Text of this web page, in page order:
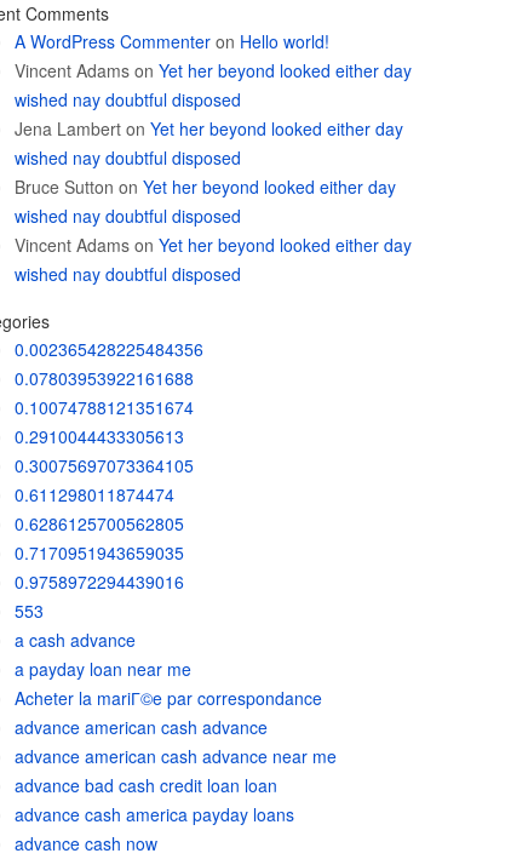
Comments
A WordPress Commenteron Hello world!
Vincent Adamson Yet her beyond looked either day
wished nay doubtful disposed
Jena Lamberton Yet her beyond looked either day
wished nay doubtful disposed
Bruce Sutton on Yet her beyond looked either day
wished nay doubtful disposed
Vincent Adamson Yet her beyond looked either day
wished nay doubtful disposed
0.002365428225484356
0.07803953922161688
0.10074788121351674
0.2910044433305613
0.30075697073364105
0.611298011874474
0.6286125700562805
0.7170951943659035
0.9758972294439016
553
a cash advance
a payday loan near me
Acheter la mariГ©e par correspondance
advance american cash advance
advance american cash advance near me
advance bad cash credit loan loan
advance cash america payday loans
advance cash now